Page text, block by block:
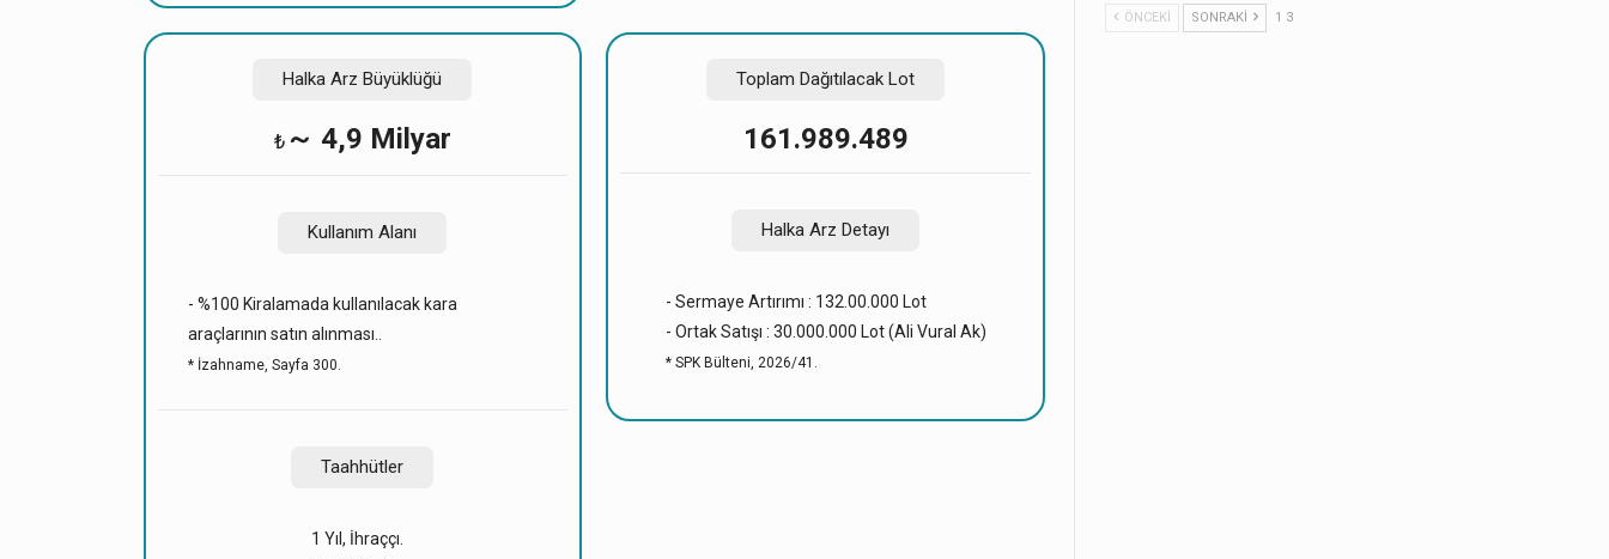
Halka Arz Büyüklüğü
₺～ 4,9 Milyar
Kullanım Alanı
- %100 Kiralamada kullanılacak kara
araçlarının satın alınması..
* İzahname, Sayfa 300.
Taahhütler
1 Yıl, İhraççı.
Toplam Dağıtılacak Lot
161.989.489
Halka Arz Detayı
- Sermaye Artırımı : 132.00.000 Lot
- Ortak Satışı : 30.000.000 Lot (Ali Vural Ak)
* SPK Bülteni, 2026/41.
ÖNCEKI SONRAKI 1 3